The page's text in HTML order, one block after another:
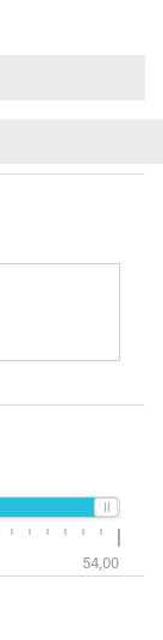
54,00